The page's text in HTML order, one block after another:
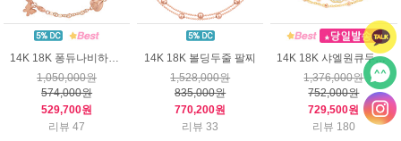
14K 18K 퐁듀나비하트 팔찌
1,050,000원
574,000원
529,700원
리뷰 47
14K 18K 볼딩두줄 팔찌
1,528,000원
835,000원
770,200원
리뷰 33
14K 18K 샤엘원큐두줄 팔찌
1,376,000원
752,000원
729,500원
리뷰 180